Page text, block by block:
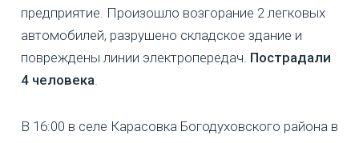
предприятие. Произошло возгорание 2 легковых
автомобилей, разрушено складское здание и
повреждены линии электропередач. Пострадали
4 человека.
В 16:00 в селе Карасовка Богодуховского района в